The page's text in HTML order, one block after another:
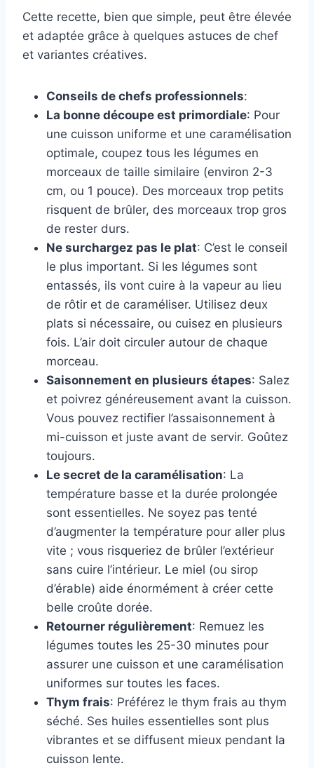
Cette recette, bien que simple, peut être élevée
et adaptée grâce à quelques astuces de chef
et variantes créatives.
Conseils de chefs professionnels:
La bonne découpe est primordiale: Pour
une cuisson uniforme et une caramélisation
optimale, coupez tous les légumes en
morceaux de taille similaire (environ 2-3
cm, ou 1 pouce). Des morceaux trop petits
risquent de brûler, des morceaux trop gros
de rester durs.
Ne surchargez pas le plat: C’est le conseil
le plus important. Si les légumes sont
entassés, ils vont cuire à la vapeur au lieu
de rôtir et de caraméliser. Utilisez deux
plats si nécessaire, ou cuisez en plusieurs
fois. L’air doit circuler autour de chaque
morceau.
Saisonnement en plusieurs étapes: Salez
et poivrez généreusement avant la cuisson.
Vous pouvez rectifier l’assaisonnement à
mi-cuisson et juste avant de servir. Goûtez
toujours.
Le secret de la caramélisation: La
température basse et la durée prolongée
sont essentielles. Ne soyez pas tenté
d’augmenter la température pour aller plus
vite ; vous risqueriez de brûler l’extérieur
sans cuire l’intérieur. Le miel (ou sirop
d’érable) aide énormément à créer cette
belle croûte dorée.
Retourner régulièrement: Remuez les
légumes toutes les 25-30 minutes pour
assurer une cuisson et une caramélisation
uniformes sur toutes les faces.
Thym frais: Préférez le thym frais au thym
séché. Ses huiles essentielles sont plus
vibrantes et se diffusent mieux pendant la
cuisson lente.